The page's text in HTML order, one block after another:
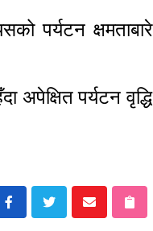
पर्यटन क्षमताबारे
अपेक्षित पर्यटन वृद्धि